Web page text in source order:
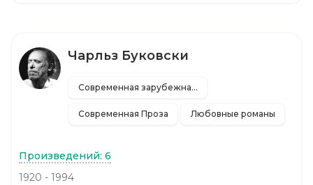
Чарльз Буковски
Современная зарубежная литература
Современная Проза Любовные романы
Произведений: 6
1920 - 1994